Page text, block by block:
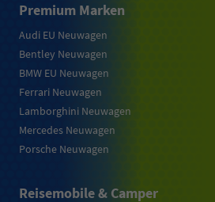
Premium Marken
Audi EU Neuwagen
Bentley Neuwagen
BMW EU Neuwagen
Ferrari Neuwagen
Lamborghini Neuwagen
Mercedes Neuwagen
Porsche Neuwagen
Reisemobile & Camper